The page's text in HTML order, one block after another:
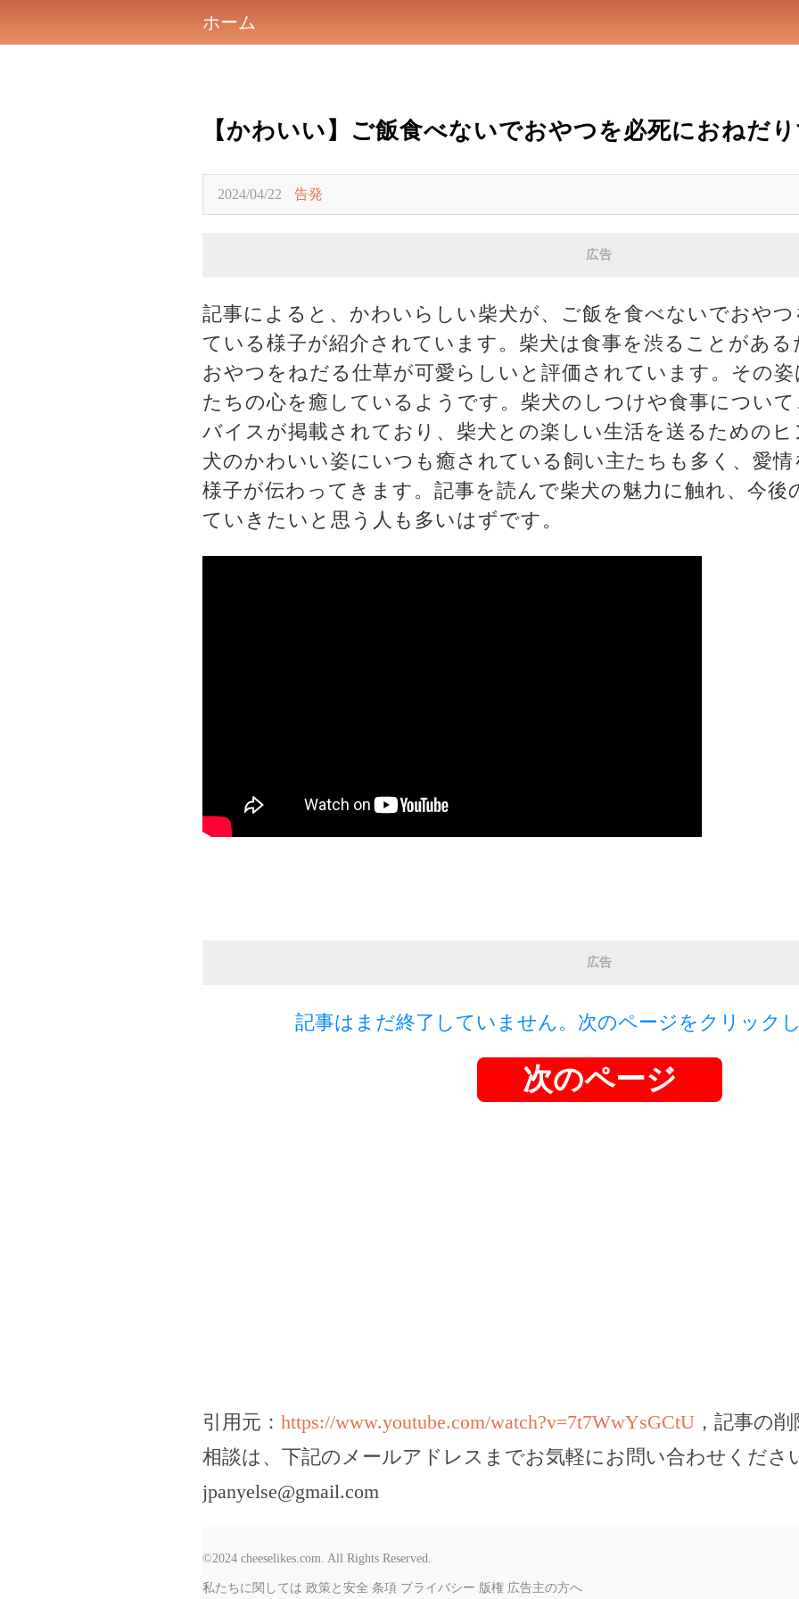
ホーム
【かわいい】ご飯食べないでおやつを必死におねだ
2024/04/22 告発
広告
記事によると、かわいらしい柴犬が、ご飯を食べないでおや
ている様子が紹介されています。柴犬は食事を渋ることがあ
おやつをねだる仕草が可愛らしいと評価されています。その
たちの心を癒しているようです。柴犬のしつけや食事につい
バイスが掲載されており、柴犬との楽しい生活を送るための
犬のかわいい姿にいつも癒されている飼い主たちも多く、愛
様子が伝わってきます。記事を読んで柴犬の魅力に触れ、今後
ていきたいと思う人も多いはずです。
広告
記事はまだ終了していません。次のページをクリック
次のページ
引用元： https://www.youtube.com/watch?v=7t7WwYsGCtU ，記事の
相談は、下記のメールアドレスまでお気軽にお問い合わせくださ
jpanyelse@gmail.com
©2024 cheeselikes.com. All Rights Reserved.
私たちに関しては 政策と安全 条項 プライバシー 版権 広告主の方へ